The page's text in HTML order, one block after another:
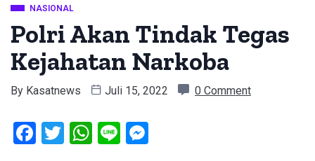
NASIONAL
Polri Akan Tindak Tegas
Kejahatan Narkoba
By Kasatnews Juli 15, 2022 0 Comment
Facebook
Twitter
WhatsApp
Line